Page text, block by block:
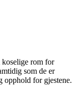
rom for
som de er
opphold for gjestene.